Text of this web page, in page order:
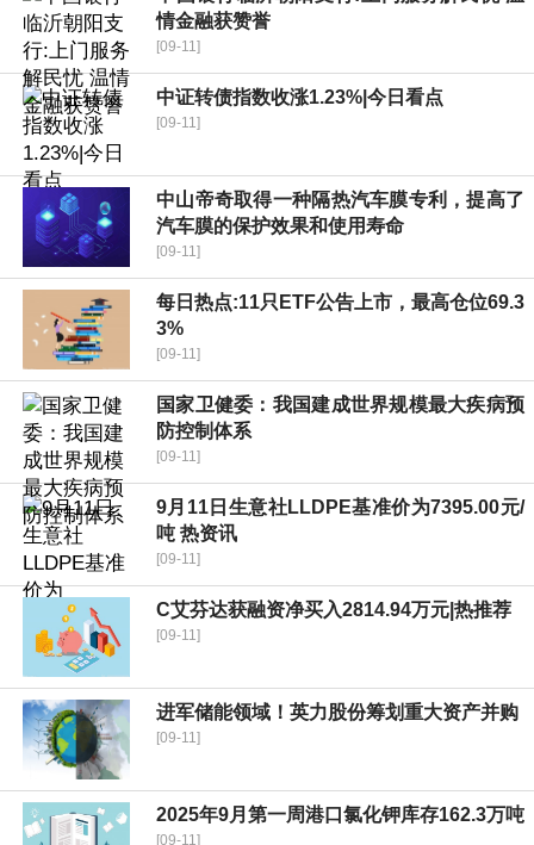
情金融获赞誉
[09-11]
中证转债指数收涨1.23%|今日看点
[09-11]
中山帝奇取得一种隔热汽车膜专利，提高了
汽车膜的保护效果和使用寿命
[09-11]
每日热点:11只ETF公告上市，最高仓位69.3
3%
[09-11]
国家卫健委：我国建成世界规模最大疾病预
防控制体系
[09-11]
9月11日生意社LLDPE基准价为7395.00元/
吨 热资讯
[09-11]
C艾芬达获融资净买入2814.94万元|热推荐
[09-11]
进军储能领域！英力股份筹划重大资产并购
[09-11]
2025年9月第一周港口氯化钾库存162.3万吨
[09-11]